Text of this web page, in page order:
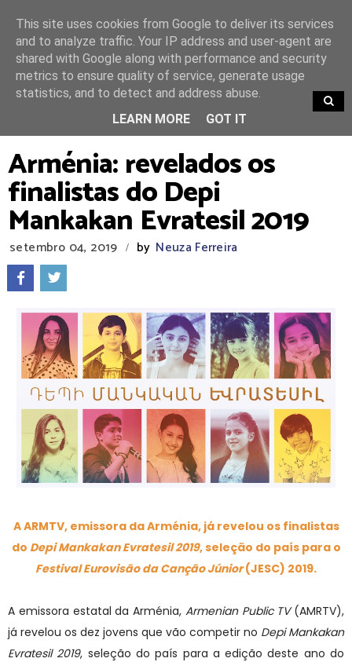
TRENDING
Arménia: revelados os
finalistas do Depi
Mankakan Evratesil 2019
setembro 04, 2019 / by Neuza Ferreira
A ARMTV, emissora da Arménia, já revelou os finalistas
do Depi Mankakan Evratesil 2019, seleção do país para o
Festival Eurovisão da Canção Júnior(JESC) 2019.
A emissora estatal da Arménia, Armenian Public TV(AMRTV),
já revelou os dez jovens que vão competir no Depi Mankakan
Evratesil 2019, seleção do país para a edição deste ano do
This site uses cookies from Google to deliver its services
and to analyze traffic. Your IP address and user-agent are
shared with Google along with performance and security
metrics to ensure quality of service, generate usage
statistics, and to detect and address abuse.
LEARN MORE
GOT IT